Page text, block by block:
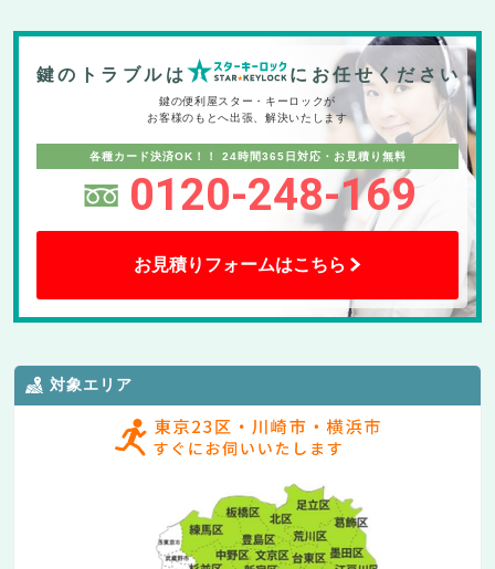
鍵のトラブルは にお任せください
鍵の便利屋スター・キーロックが
お客様のもとへ出張、解決いたします
各種カード決済OK！！ 24時間365日対応・お見積り無料
0120-248-169
お見積りフォームはこちら
対象エリア